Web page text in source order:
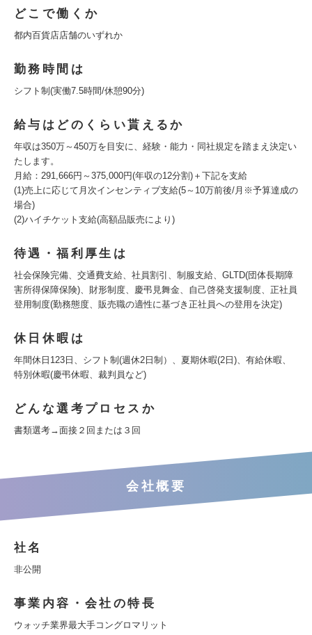
どこで働くか
都内百貨店店舗のいずれか
勤務時間は
シフト制(実働7.5時間/休憩90分)
給与はどのくらい貰えるか
年収は350万～450万を目安に、経験・能力・同社規定を踏まえ決定い
たします。
月給：291,666円～375,000円(年収の12分割)＋下記を支給
(1)売上に応じて月次インセンティブ支給(5～10万前後/月※予算達成の
場合)
(2)ハイチケット支給(高額品販売により)
待遇・福利厚生は
社会保険完備、交通費支給、社員割引、制服支給、GLTD(団体長期障
害所得保障保険)、財形制度、慶弔見舞金、自己啓発支援制度、正社員
登用制度(勤務態度、販売職の適性に基づき正社員への登用を決定)
休日休暇は
年間休日123日、シフト制(週休2日制）、夏期休暇(2日)、有給休暇、
特別休暇(慶弔休暇、裁判員など)
どんな選考プロセスか
書類選考→面接２回または３回
会社概要
社名
非公開
事業内容・会社の特長
ウォッチ業界最大手コングロマリット